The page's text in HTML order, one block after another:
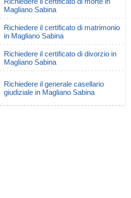
Magliano Sabina
Richiedere il certificato di matrimonio
in Magliano Sabina
Richiedere il certificato di divorzio in
Magliano Sabina
Richiedere il generale casellario
giudiziale in Magliano Sabina